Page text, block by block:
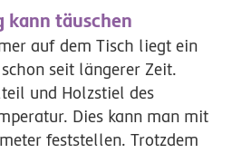
kann täuschen
auf dem Tisch liegt ein
seit längerer Zeit.
und Holzstiel des
Dies kann man mit
feststellen. Trotzdem